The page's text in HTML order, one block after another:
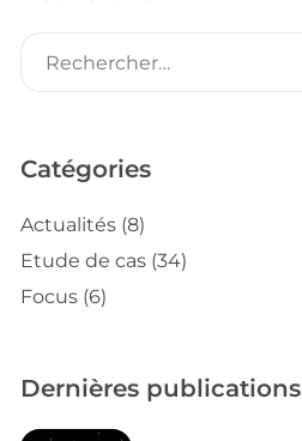
Catégories
Actualités (8)
Etude de cas (34)
Focus (6)
Dernières publications